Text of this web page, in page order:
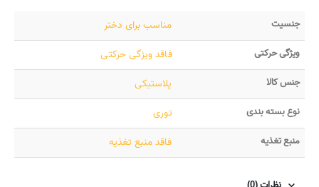
جنسیت مناسب برای دختر
ویژگی حرکتی فاقد ویژگی حرکتی
جنس کالا پلاستیکی
نوع بسته بندی توری
منبع تغذیه فاقد منبع تغذیه